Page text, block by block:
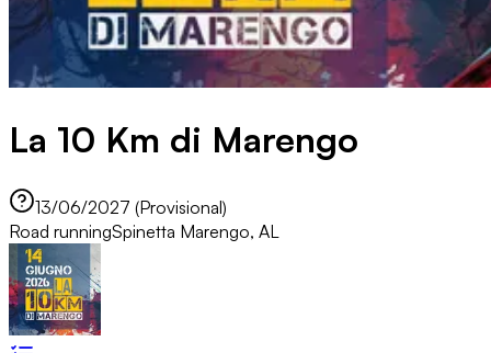
La 10 Km di Marengo
13/06/2027 (Provisional)
Road runningSpinetta Marengo, AL